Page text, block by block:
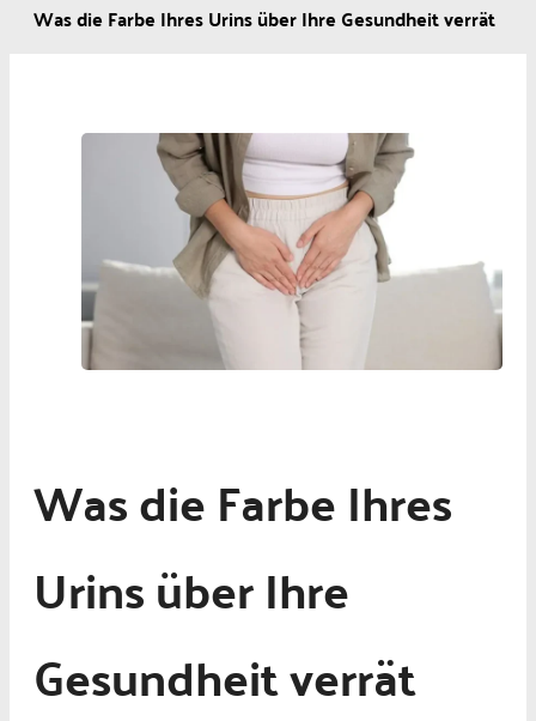
Was die Farbe Ihres Urins über Ihre Gesundheit verrät
Was die Farbe Ihres
Urins über Ihre
Gesundheit verrät